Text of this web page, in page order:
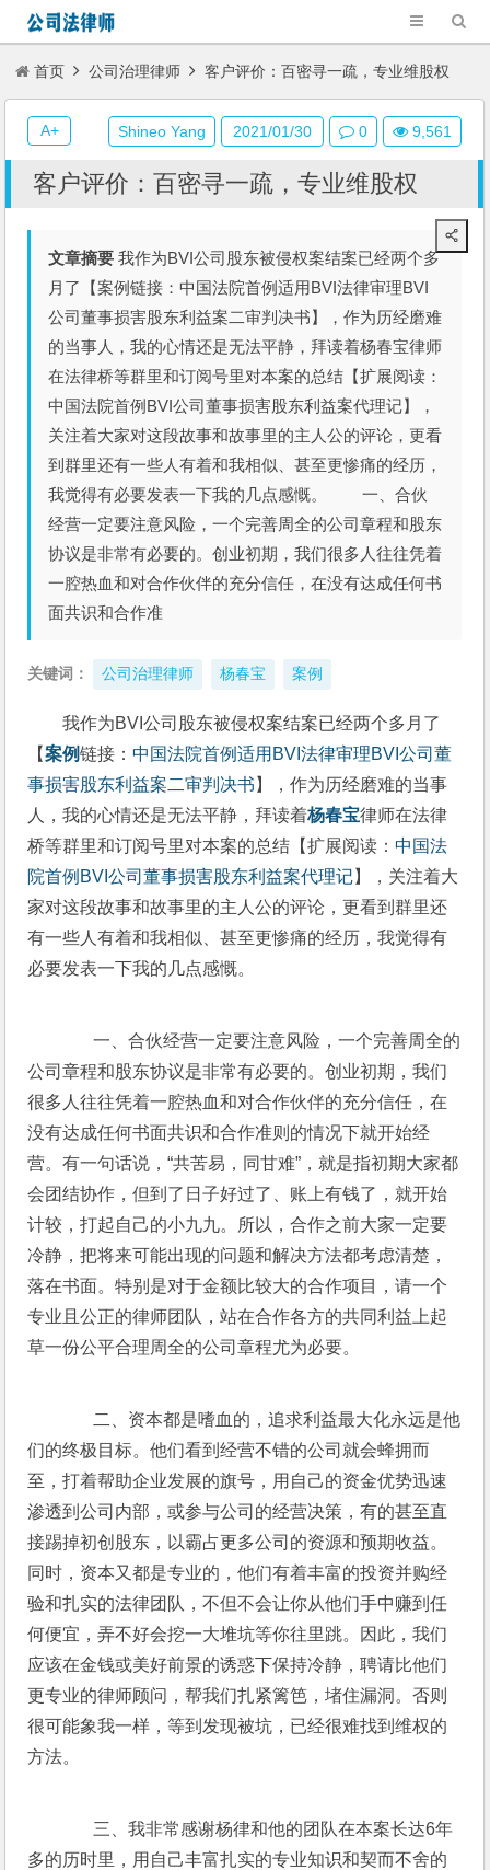
首页 公司治理律师 客户评价：百密寻一疏，专业维股权
客户评价：百密寻一疏，专业维股权
文章摘要 我作为BVI公司股东被侵权案结案已经两个多
月了【案例链接：中国法院首例适用BVI法律审理BVI
公司董事损害股东利益案二审判决书】，作为历经磨难
的当事人，我的心情还是无法平静，拜读着杨春宝律师
在法律桥等群里和订阅号里对本案的总结【扩展阅读：
中国法院首例BVI公司董事损害股东利益案代理记】，
关注着大家对这段故事和故事里的主人公的评论，更看
到群里还有一些人有着和我相似、甚至更惨痛的经历，
我觉得有必要发表一下我的几点感慨。 一、合伙
经营一定要注意风险，一个完善周全的公司章程和股东
协议是非常有必要的。创业初期，我们很多人往往凭着
一腔热血和对合作伙伴的充分信任，在没有达成任何书
面共识和合作准
关键词： 公司治理律师 杨春宝 案例
我作为BVI公司股东被侵权案结案已经两个多月了
【案例链接：中国法院首例适用BVI法律审理BVI公司董
事损害股东利益案二审判决书 】，作为历经磨难的当事
人，我的心情还是无法平静，拜读着杨春宝律师在法律
桥等群里和订阅号里对本案的总结【扩展阅读：中国法
院首例BVI公司董事损害股东利益案代理记】，关注着大
家对这段故事和故事里的主人公的评论，更看到群里还
有一些人有着和我相似、甚至更惨痛的经历，我觉得有
必要发表一下我的几点感慨。
一、合伙经营一定要注意风险，一个完善周全的
公司章程和股东协议是非常有必要的。创业初期，我们
很多人往往凭着一腔热血和对合作伙伴的充分信任，在
没有达成任何书面共识和合作准则的情况下就开始经
营。有一句话说，“共苦易，同甘难”，就是指初期大家都
会团结协作，但到了日子好过了、账上有钱了，就开始
计较，打起自己的小九九。所以，合作之前大家一定要
冷静，把将来可能出现的问题和解决方法都考虑清楚，
落在书面。特别是对于金额比较大的合作项目，请一个
专业且公正的律师团队，站在合作各方的共同利益上起
草一份公平合理周全的公司章程尤为必要。
二、资本都是嗜血的，追求利益最大化永远是他
们的终极目标。他们看到经营不错的公司就会蜂拥而
至，打着帮助企业发展的旗号，用自己的资金优势迅速
渗透到公司内部，或参与公司的经营决策，有的甚至直
接踢掉初创股东，以霸占更多公司的资源和预期收益。
同时，资本又都是专业的，他们有着丰富的投资并购经
验和扎实的法律团队，不但不会让你从他们手中赚到任
何便宜，弄不好会挖一大堆坑等你往里跳。因此，我们
应该在金钱或美好前景的诱惑下保持冷静，聘请比他们
更专业的律师顾问，帮我们扎紧篱笆，堵住漏洞。否则
很可能象我一样，等到发现被坑，已经很难找到维权的
方法。
三、我非常感谢杨律和他的团队在本案长达6年
多的历时里，用自己丰富扎实的专业知识和契而不舍的
Shineo Yang 2021/01/30 0 9,561
A+